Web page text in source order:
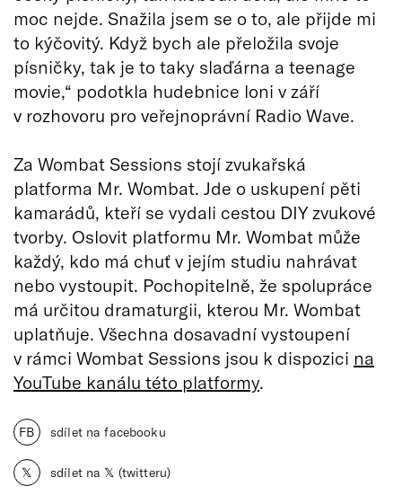
moc nejde. Snažila jsem se o to, ale přijde mi
to kýčovitý. Když bych ale přeložila svoje
písničky, tak je to taky slaďárna a teenage
movie,“ podotkla hudebnice loni v září
v rozhovoru pro veřejnoprávní Radio Wave.
Za Wombat Sessions stojí zvukařská
platforma Mr. Wombat. Jde o uskupení pěti
kamarádů, kteří se vydali cestou DIY zvukové
tvorby. Oslovit platformu Mr. Wombat může
každý, kdo má chuť v jejím studiu nahrávat
nebo vystoupit. Pochopitelně, že spolupráce
má určitou dramaturgii, kterou Mr. Wombat
uplatňuje. Všechna dosavadní vystoupení
v rámci Wombat Sessions jsou k dispozici na
YouTube kanálu této platformy.
FB sdílet na facebooku
𝕏 sdílet na 𝕏 (twitteru)